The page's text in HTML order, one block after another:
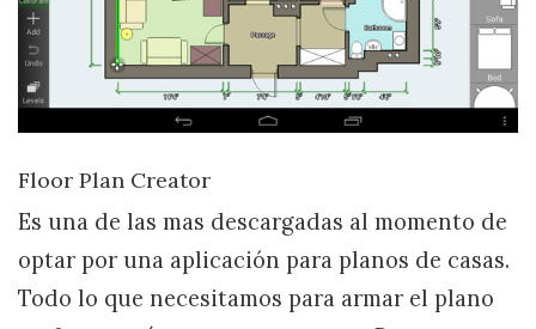
Floor Plan Creator
Es una de las mas descargadas al momento de
optar por una aplicación para planos de casas.
Todo lo que necesitamos para armar el plano